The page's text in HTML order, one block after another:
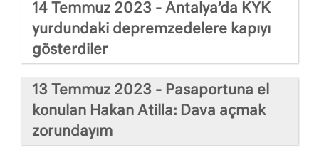
14 Temmuz 2023 - Antalya’da KYK
yurdundaki depremzedelere kapıyı
gösterdiler
13 Temmuz 2023 - Pasaportuna el
konulan Hakan Atilla: Dava açmak
zorundayım